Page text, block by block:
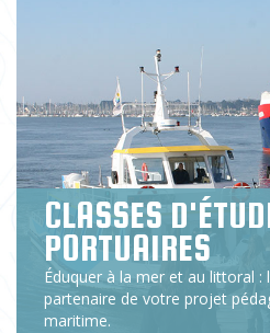
CLASSES
PORTUAIRES
Éduquer à la mer et au littoral :
partenaire de votre projet
maritime.